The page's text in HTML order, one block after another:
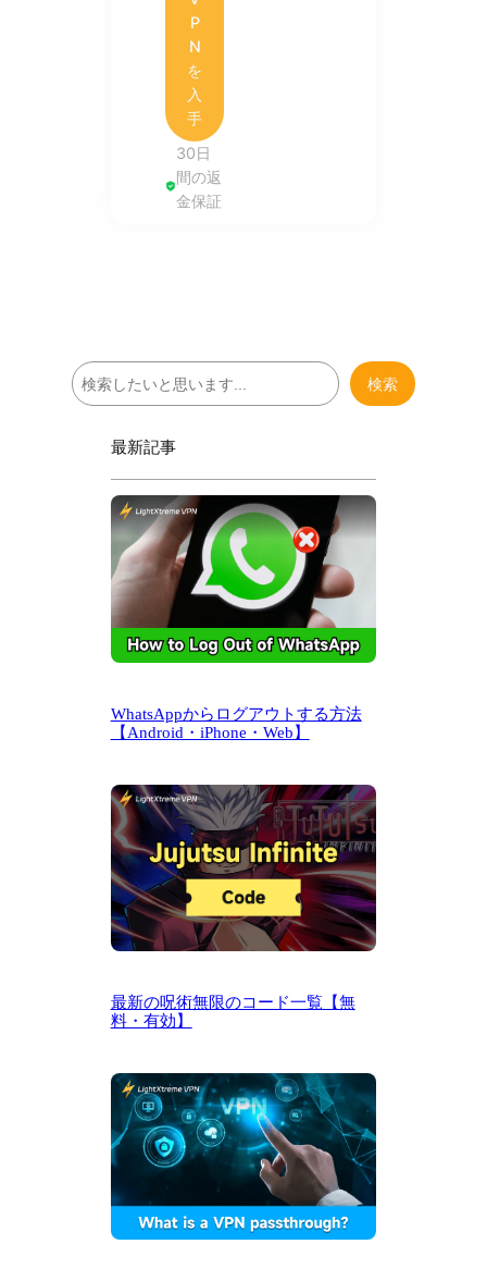
P
N
を
入
手
30日
間の返
金保証
検
索
検索
最新記事
WhatsAppからログアウトする方法
【Android・iPhone・Web】
最新の呪術無限のコード一覧【無
料・有効】